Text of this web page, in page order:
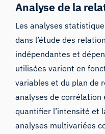
Analyse de la
Les analyses
dans l’étude des
indépendantes et
utilisées varient en
variables et du plan de
analyses de corrélation
quantifier l’intensité et
analyses multivariées